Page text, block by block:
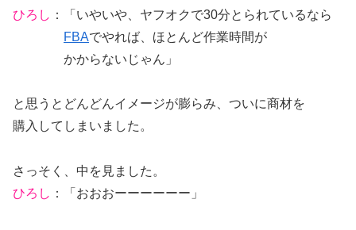
ひろし ：「いやいや、ヤフオクで30分とられているなら
FBAでやれば、ほとんど作業時間が
かからないじゃん」
と思うとどんどんイメージが膨らみ、ついに商材を
購入してしまいました。
さっそく、中を見ました。
ひろし ：「おおおーーーーーー」